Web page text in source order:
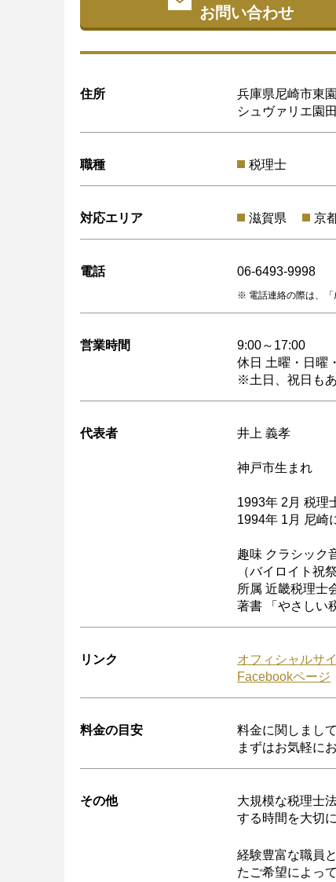
お問い合わせ
住所
兵庫県尼崎市東
シュヴァリエ園
職種 税理士
対応エリア 滋賀県 京
電話 06-6493-9998
電話連絡の際は、
営業時間
9:00～17:00
休日 土曜・日曜
※土日、祝日も
代表者 井上 義孝
神戸市生まれ
1993年 2月 税理
1994年 1月 尼崎
趣味 クラシック
（バイロイト祝
所属 近畿税理士
著書 「やさしい
リンク
オフィシャルサ
Facebookページ
料金の目安
料金に関しまし
まずはお気軽に
その他
大規模な税理士
する時間を大切
経験豊富な職員
たご希望によっ